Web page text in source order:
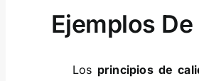
Ejemplos
Los principios de